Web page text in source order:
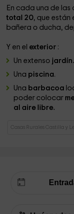
En cada una de
total 20, que
bañera o ducha,
Y en el exterior :
Un extenso jardín.
Una piscina.
Una barbacoa
poder colocar
al aire libre.
Casas Rurales Castilla y